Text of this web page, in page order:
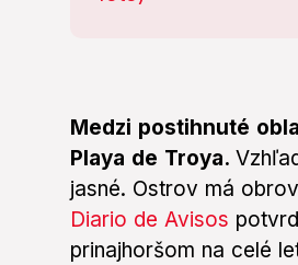
Medzi postihnuté
Playa de Troya.
jasné. Ostrov má
Diario de Avisos
prinajhoršom na celé